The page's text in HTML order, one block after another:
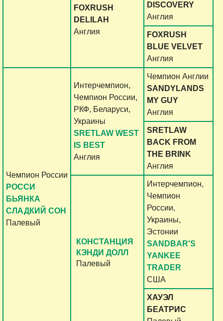
FOXRUSH
DELILAH
Англия
DISCOVERY
Англия
FOXRUSH
BLUE VELVET
Англия
Чемпион России
РОССИ
БЬЯНКА
СЛАДКИЙ СОН
Палевый
Интерчемпион,
Чемпион России,
РКФ, Беларуси,
Украины
SRETLAW WEST
IS BEST
Англия
Чемпион Англии
SANDYLANDS
MY GUY
Англия
SRETLAW
BACK FROM
THE BRINK
Англия
КОНСТАНЦИЯ
КЭНДИ ДОЛЛ
Палевый
Интерчемпион,
Чемпион
России,
Украины,
Эстонии
SANDBAR'S
YANKEE
TRADER
США
ХАУЭЛ
БЕАТРИС